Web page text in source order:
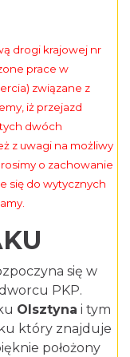
drogi krajowej nr
prace w
związane z
iż przejazd
dwóch
z uwagi na możliwy
o zachowanie
się do wytycznych
się w
PKP.
Olsztyna i tym
który znajduje
położony